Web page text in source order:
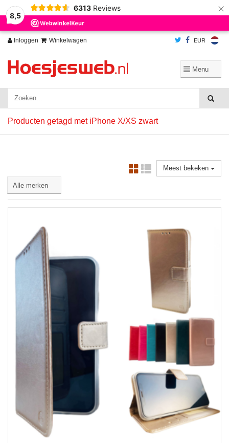
8,5
6313 Reviews ×
Inloggen Winkelwagen EUR
Producten getagd met iPhone X/XS zwart
Meest bekeken
Wij slaan cookies op om onze website te verbeteren. Is dat akkoord?
Ja
Nee